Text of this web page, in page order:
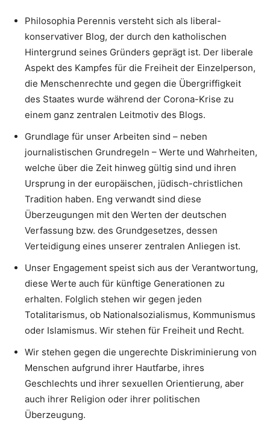
Philosophia Perennis versteht sich als liberal-
konservativer Blog, der durch den katholischen
Hintergrund seines Gründers geprägt ist. Der liberale
Aspekt des Kampfes für die Freiheit der Einzelperson,
die Menschenrechte und gegen die Übergriffigkeit
des Staates wurde während der Corona-Krise zu
einem ganz zentralen Leitmotiv des Blogs.
Grundlage für unser Arbeiten sind – neben
journalistischen Grundregeln – Werte und Wahrheiten,
welche über die Zeit hinweg gültig sind und ihren
Ursprung in der europäischen, jüdisch-christlichen
Tradition haben. Eng verwandt sind diese
Überzeugungen mit den Werten der deutschen
Verfassung bzw. des Grundgesetzes, dessen
Verteidigung eines unserer zentralen Anliegen ist.
Unser Engagement speist sich aus der Verantwortung,
diese Werte auch für künftige Generationen zu
erhalten. Folglich stehen wir gegen jeden
Totalitarismus, ob Nationalsozialismus, Kommunismus
oder Islamismus. Wir stehen für Freiheit und Recht.
Wir stehen gegen die ungerechte Diskriminierung von
Menschen aufgrund ihrer Hautfarbe, ihres
Geschlechts und ihrer sexuellen Orientierung, aber
auch ihrer Religion oder ihrer politischen
Überzeugung.